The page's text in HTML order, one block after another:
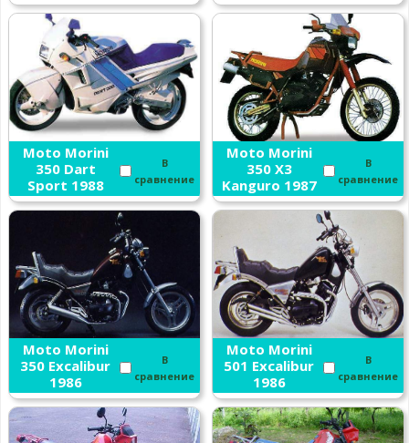
Moto Morini
350 Dart
Sport 1988
В
сравнение
Moto Morini
350 X3
Kanguro 1987
В
сравнение
Moto Morini
350 Excalibur
1986
В
сравнение
Moto Morini
501 Excalibur
1986
В
сравнение